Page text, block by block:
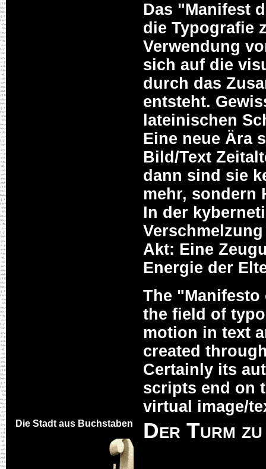
Das "Manifest
die Typografie
Verwendung
sich auf die
durch das
entsteht.
lateinischen
Eine neue Ära
Bild/Text
dann sind sie
mehr, sondern
In der
Akt: Eine
Energie der
The
the field of
motion in text
created
Certainly its
scripts end on
virtual image/
Die Stadt aus Buchstaben Der Turm